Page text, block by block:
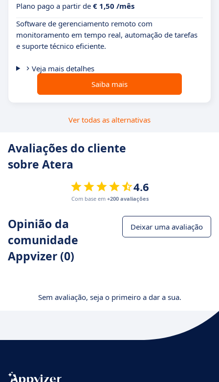
Plano pago a partir de € 1,50 /mês
Software de gerenciamento remoto com
monitoramento em tempo real, automação de tarefas
e suporte técnico eficiente.
Veja mais detalhes
Saiba mais
Ver todas as alternativas
Avaliações do cliente
sobre Atera
4.6
Com base em +200 avaliações
Opinião da
comunidade
Appvizer (0)
Deixar uma avaliação
Sem avaliação, seja o primeiro a dar a sua.